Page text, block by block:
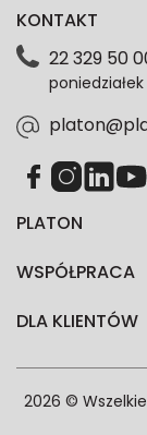
dotyczące
każdym
zgodność z
PLATON
WSPÓŁPRACA
DLA KLIENTÓW
KONTAKT
22 329 50
2026 ©